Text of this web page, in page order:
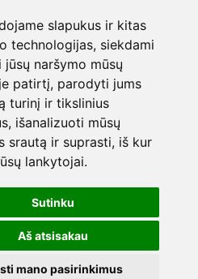
slapukus ir kitas
technologijas, siekdami
jūsų naršymo mūsų
patirtį, parodyti jums
turinį ir tikslinius
išanalizuoti mūsų
srautą ir suprasti, iš kur
lankytojai.
Sutinku
Aš atsisakau
mano pasirinkimus
KREPŠELI
2025 - PVM mokėtojo koda